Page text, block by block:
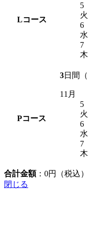
Lコース
5
火
6
水
7
木
Pコース
3日間（
11月
5
火
6
水
7
木
合計金額： 0円（税込）
閉じる